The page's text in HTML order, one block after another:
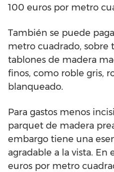
100 euros por metro
También se puede
metro cuadrado, sobre
tablones de madera
finos, como roble gris,
blanqueado.
Para gastos menos
parquet de madera
embargo tiene una
agradable a la vista. En
euros por metro